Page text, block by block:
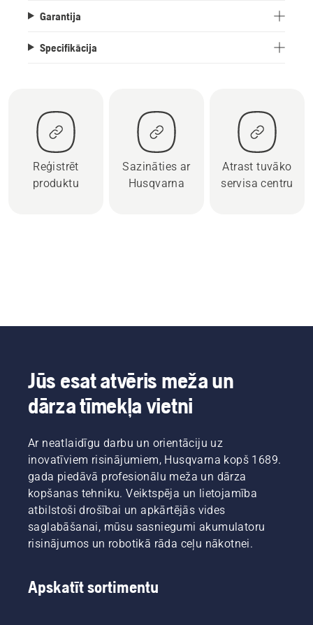
Garantija
Specifikācija
Reģistrēt
produktu
Sazināties ar
Husqvarna
Atrast tuvāko
servisa centru
Jūs esat atvēris meža un
dārza tīmekļa vietni
Ar neatlaidīgu darbu un orientāciju uz
inovatīviem risinājumiem, Husqvarna kopš 1689.
gada piedāvā profesionālu meža un dārza
kopšanas tehniku. Veiktspēja un lietojamība
atbilstoši drošībai un apkārtējās vides
saglabāšanai, mūsu sasniegumi akumulatoru
risinājumos un robotikā rāda ceļu nākotnei.
Apskatīt sortimentu